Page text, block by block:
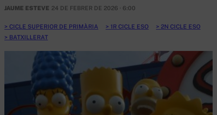
JAUME ESTEVE 24 DE FEBRER DE 2026 · 6:00
CICLE SUPERIOR DE PRIMÀRIA 1R CICLE ESO
2N CICLE ESO
BATXILLERAT